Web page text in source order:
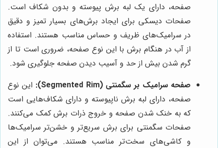
صفحه، دارای یک لبه برش پیوسته و بدون شکاف است.
صفحات دیسکی برای ایجاد برش‌های بسیار تمیز و دقیق
در سرامیک‌های ظریف و حساس مناسب هستند. استفاده
از آب در هنگام برش با این نوع صفحه، ضروری است تا از
گرم شدن بیش از حد و آسیب دیدن صفحه جلوگیری شود.
صفحه سرامیک بر سگمنتی (Segmented Rim):
این نوع
صفحه، دارای لبه برش ناپیوسته و دارای شکاف‌هایی است
که به خنک شدن صفحه و خروج ذرات برش کمک می‌کنند.
صفحات سگمنتی برای برش سریع‌تر و خشن‌تر سرامیک‌ها
و کاشی‌های سخت‌تر مناسب هستند. می‌توان از این